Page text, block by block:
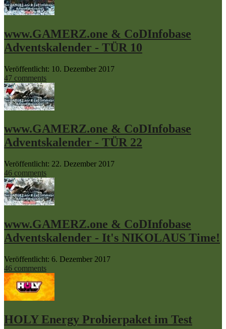
www.GAMERZ.one & CoDInfobase
Adventskalender - TÜR 10
Veröffentlicht: 10. Dezember 2017
47 comments
www.GAMERZ.one & CoDInfobase
Adventskalender - TÜR 22
Veröffentlicht: 22. Dezember 2017
46 comments
www.GAMERZ.one & CoDInfobase
Adventskalender - It's NIKOLAUS Time!
Veröffentlicht: 6. Dezember 2017
46 comments
HOLY Energy Probierpaket im Test